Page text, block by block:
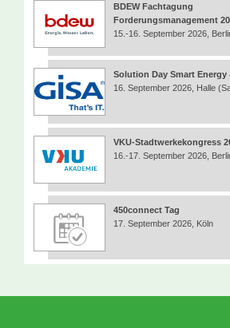
BDEW Fachtagung
Forderungsmanagement
15.-16. September 2026,
Solution Day Smart Energy
16. September 2026, Halle
VKU-Stadtwerkekongress
16.-17. September 2026,
450connect Tag
17. September 2026, Köln